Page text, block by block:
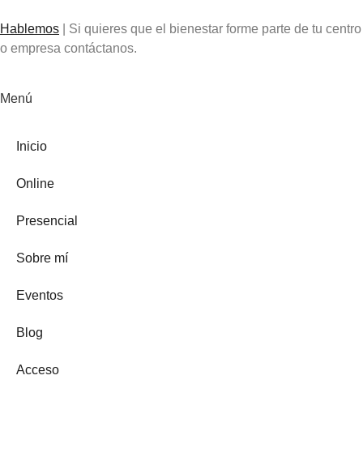
Hablemos | Si quieres que el bienestar forme parte de tu centro
o empresa contáctanos.
Menú
Inicio
Online
Presencial
Sobre mí
Eventos
Blog
Acceso